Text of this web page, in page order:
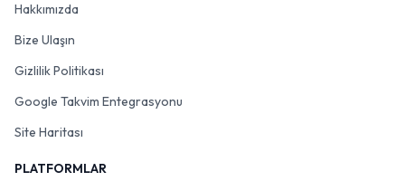
Hakkımızda
Bize Ulaşın
Gizlilik Politikası
Google Takvim Entegrasyonu
Site Haritası
PLATFORMLAR